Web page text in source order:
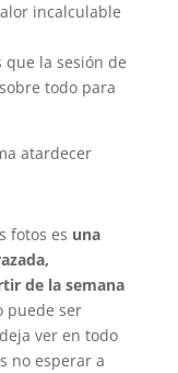
incalculable
que la sesión de
todo para
fotos es una
de la semana
puede ser
ver en todo
no esperar a